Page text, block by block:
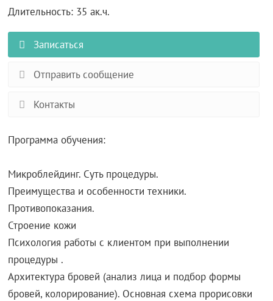
Длительность: 35 ак.ч.
Записаться
Отправить сообщение
Контакты
Программа обучения:
Микроблейдинг. Суть процедуры.
Преимущества и особенности техники.
Противопоказания.
Строение кожи
Психология работы с клиентом при выполнении
процедуры .
Архитектура бровей (анализ лица и подбор формы
бровей, колорирование). Основная схема прорисовки